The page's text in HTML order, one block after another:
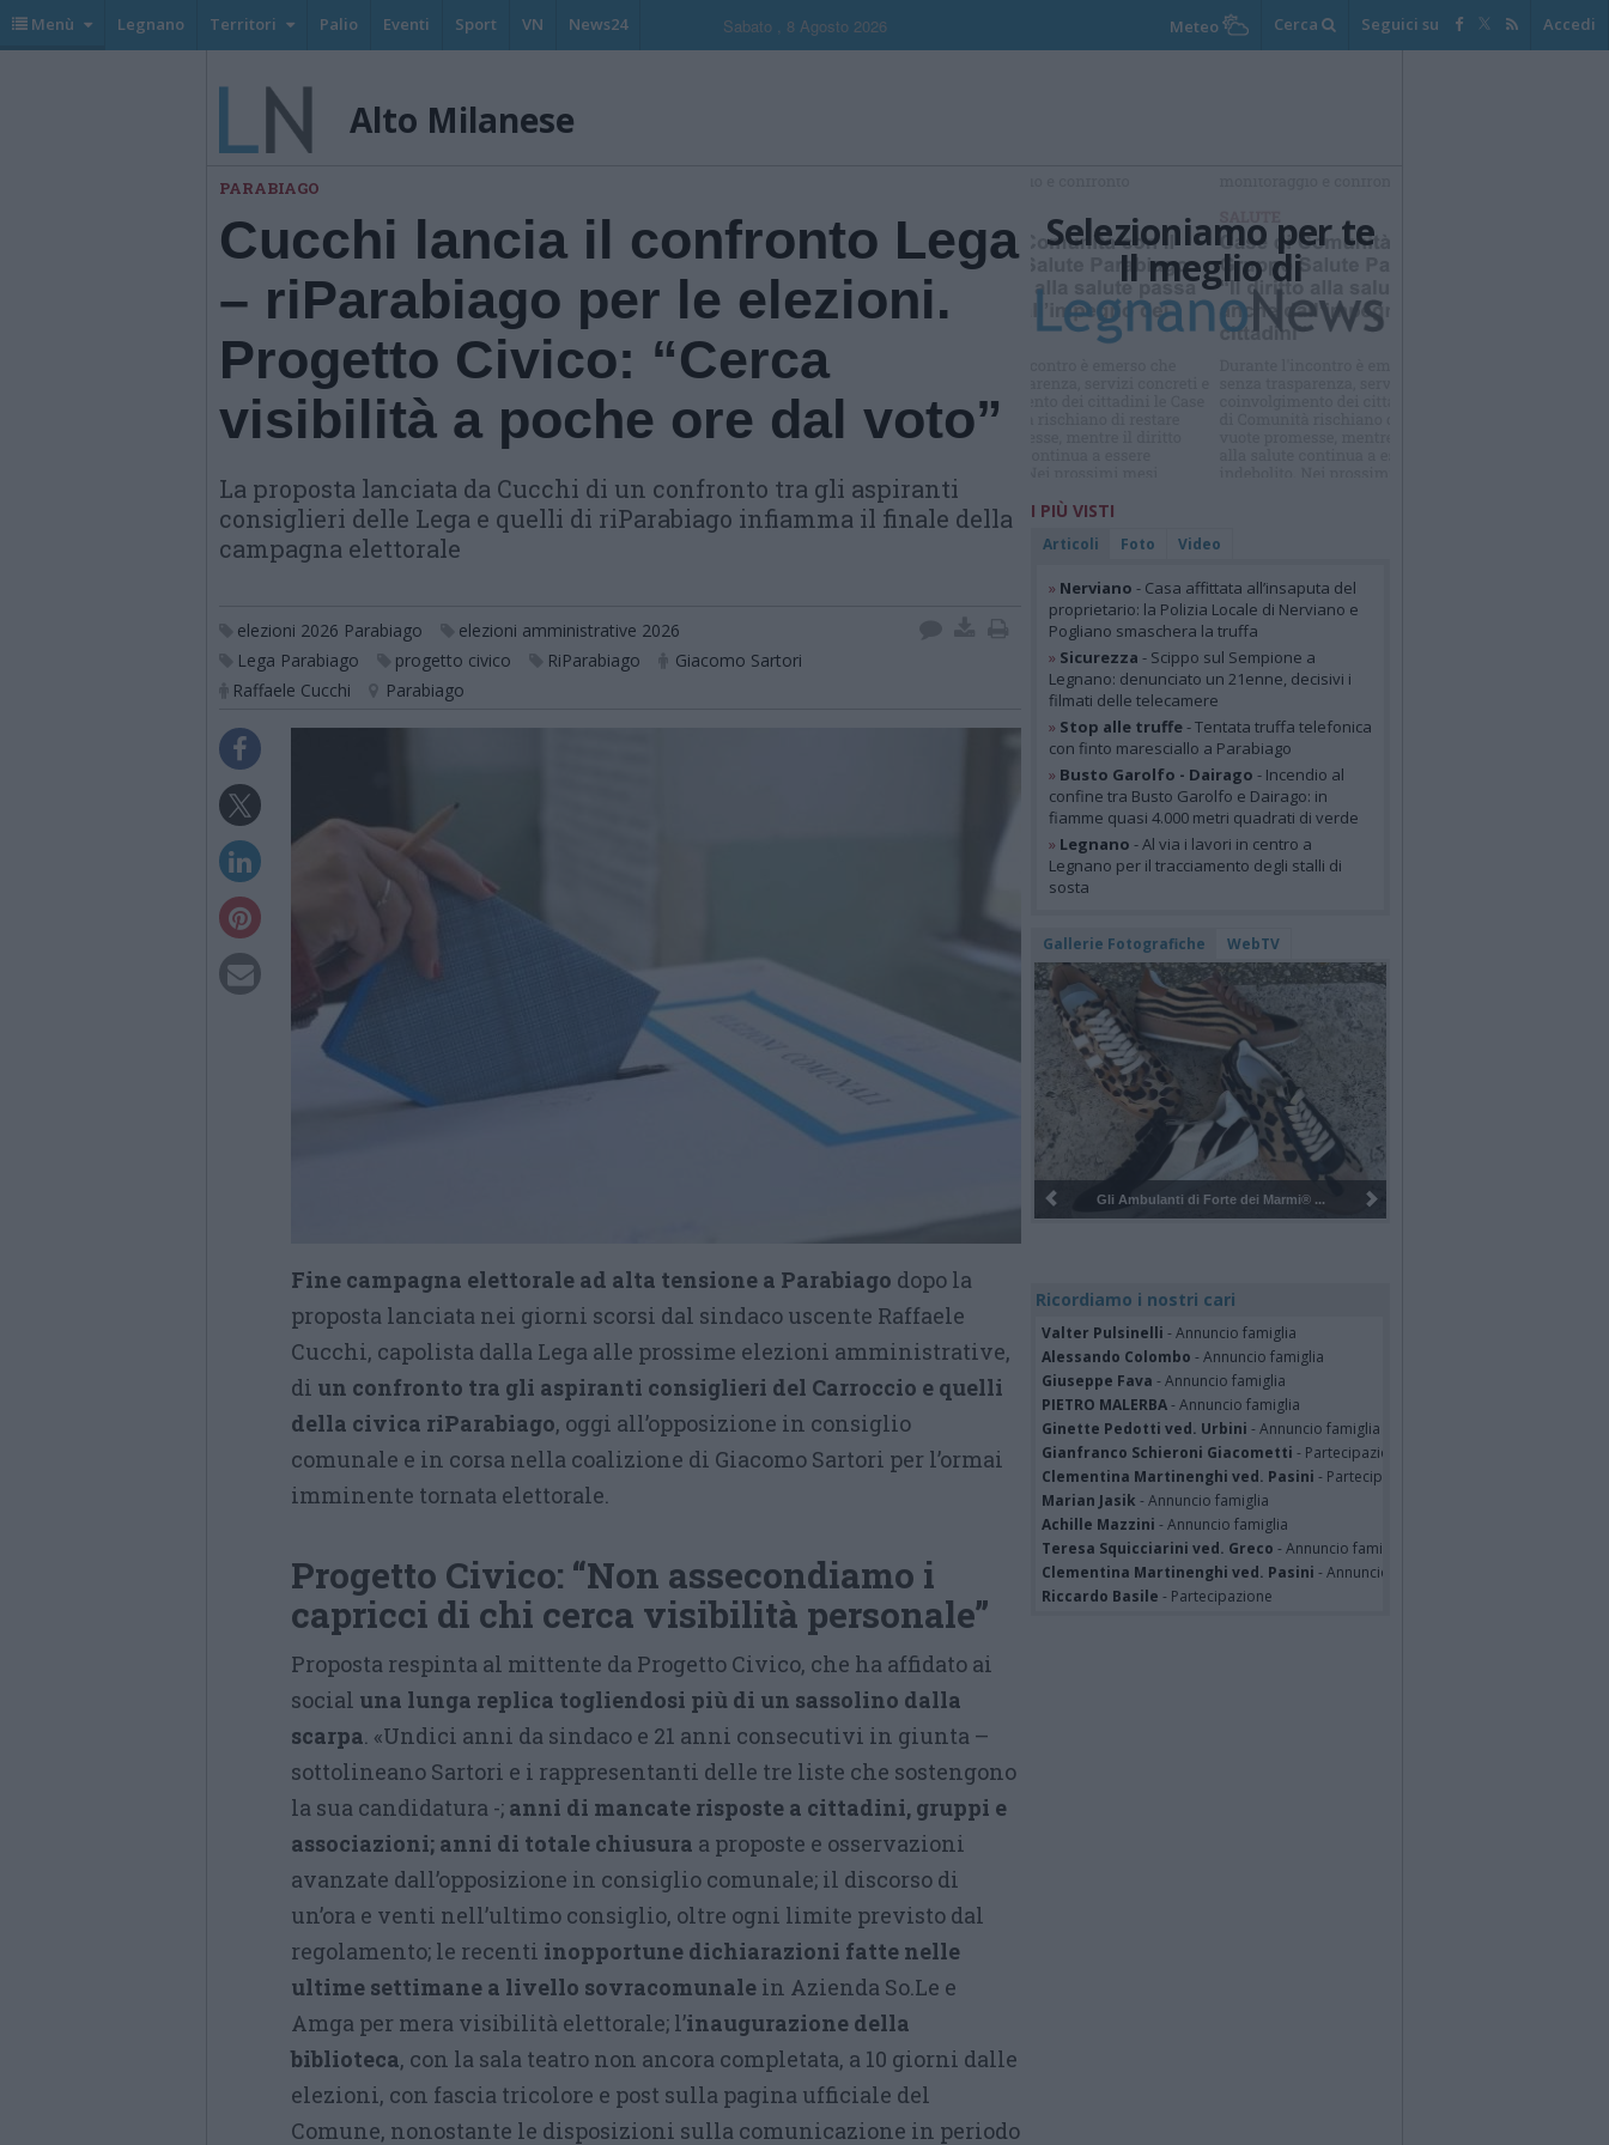
Menù Legnano Territori Palio Eventi Sport VN News24 Sabato , 8 Agosto 2026 Meteo Cerca Seguici su Accedi
Alto Milanese
PARABIAGO
Cucchi lancia il confronto Lega
– riParabiago per le elezioni.
Progetto Civico: “Cerca
visibilità a poche ore dal voto”
La proposta lanciata da Cucchi di un confronto tra gli aspiranti
consiglieri delle Lega e quelli di riParabiago infiamma il finale della
campagna elettorale
elezioni 2026 Parabiago
elezioni amministrative 2026
Lega Parabiago
progetto civico RiParabiago
Giacomo Sartori
Raffaele Cucchi
Parabiago
Fine campagna elettorale ad alta tensione a Parabiago dopo la
proposta lanciata nei giorni scorsi dal sindaco uscente Raffaele
Cucchi, capolista dalla Lega alle prossime elezioni amministrative,
di un confronto tra gli aspiranti consiglieri del Carroccio e quelli
della civica riParabiago, oggi all’opposizione in consiglio
comunale e in corsa nella coalizione di Giacomo Sartori per l’ormai
imminente tornata elettorale.
Progetto Civico: “Non assecondiamo i
capricci di chi cerca visibilità personale”
Proposta respinta al mittente da Progetto Civico, che ha affidato ai
social una lunga replica togliendosi più di un sassolino dalla
scarpa. «Undici anni da sindaco e 21 anni consecutivi in giunta –
sottolineano Sartori e i rappresentanti delle tre liste che sostengono
la sua candidatura -; anni di mancate risposte a cittadini, gruppi e
associazioni; anni di totale chiusura a proposte e osservazioni
avanzate dall’opposizione in consiglio comunale; il discorso di
un’ora e venti nell’ultimo consiglio, oltre ogni limite previsto dal
regolamento; le recenti inopportune dichiarazioni fatte nelle
ultime settimane a livello sovracomunale in Azienda So.Le e
Amga per mera visibilità elettorale; l’inaugurazione della
biblioteca, con la sala teatro non ancora completata, a 10 giorni dalle
elezioni, con fascia tricolore e post sulla pagina ufficiale del
Comune, nonostante le disposizioni sulla comunicazione in periodo
Selezioniamo per te
Il meglio di
I PIÙ VISTI
Articoli Foto Video
» Nerviano - Casa affittata all’insaputa del
proprietario: la Polizia Locale di Nerviano e
Pogliano smaschera la truffa
» Sicurezza - Scippo sul Sempione a
Legnano: denunciato un 21enne, decisivi i
filmati delle telecamere
» Stop alle truffe- Tentata truffa telefonica
con finto maresciallo a Parabiago
» Busto Garolfo - Dairago - Incendio al
confine tra Busto Garolfo e Dairago: in
fiamme quasi 4.000 metri quadrati di verde
» Legnano - Al via i lavori in centro a
Legnano per il tracciamento degli stalli di
sosta
Gallerie Fotografiche WebTV
Pulizia del bosco del Rugareto a ...
Ricordiamo i nostri cari
Valter Pulsinelli - Annuncio famiglia
Alessando Colombo - Annuncio famiglia
Giuseppe Fava - Annuncio famiglia
PIETRO MALERBA- Annuncio famiglia
Ginette Pedotti ved. Urbini - Annuncio famiglia
Gianfranco Schieroni Giacometti - Partecipazione
Clementina Martinenghi ved. Pasini - Partecipazione
Marian Jasik - Annuncio famiglia
Achille Mazzini - Annuncio famiglia
Teresa Squicciarini ved. Greco - Annuncio famiglia
Clementina Martinenghi ved. Pasini - Annuncio famiglia
Riccardo Basile - Partecipazione